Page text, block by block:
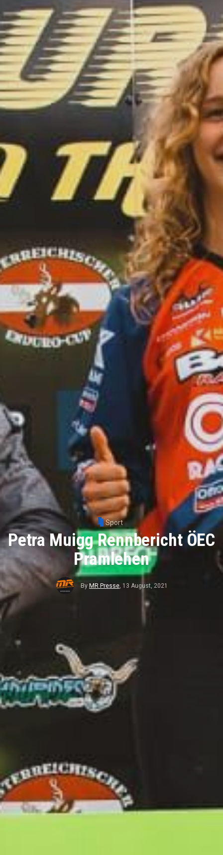
Sport
Petra Muigg Rennbericht ÖEC
Pramlehen
By MR Presse, 13 August, 2021